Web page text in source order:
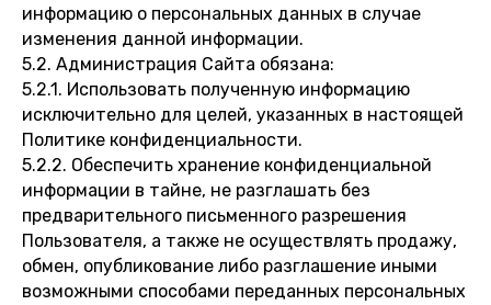
информацию о персональных данных в случае
изменения данной информации.
5.2. Администрация Сайта обязана:
5.2.1. Использовать полученную информацию
исключительно для целей, указанных в настоящей
Политике конфиденциальности.
5.2.2. Обеспечить хранение конфиденциальной
информации в тайне, не разглашать без
предварительного письменного разрешения
Пользователя, а также не осуществлять продажу,
обмен, опубликование либо разглашение иными
возможными способами переданных персональных